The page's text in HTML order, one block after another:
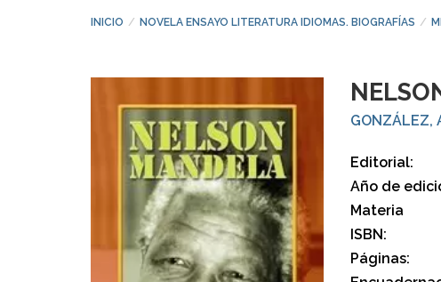
INICIO NOVELA ENSAYO LITERATURA IDIOMAS. BIOGRAFÍAS
GONZÁLEZ,
Editorial:
Año de
Materia
ISBN:
Páginas: